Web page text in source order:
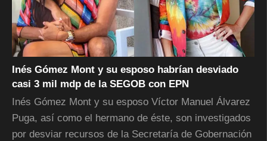
Inés Gómez Mont y su esposo habrían desviado
casi 3 mil mdp de la SEGOB con EPN
Inés Gómez Mont y su esposo Víctor Manuel Álvarez
Puga, así como el hermano de éste, son investigados
por desviar recursos de la Secretaría de Gobernación